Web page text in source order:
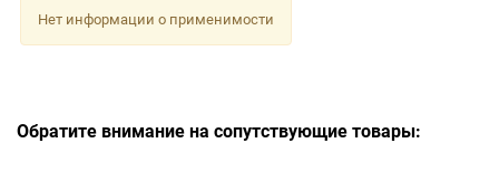
Нет информации о применимости
Обратите внимание на сопутствующие товары: